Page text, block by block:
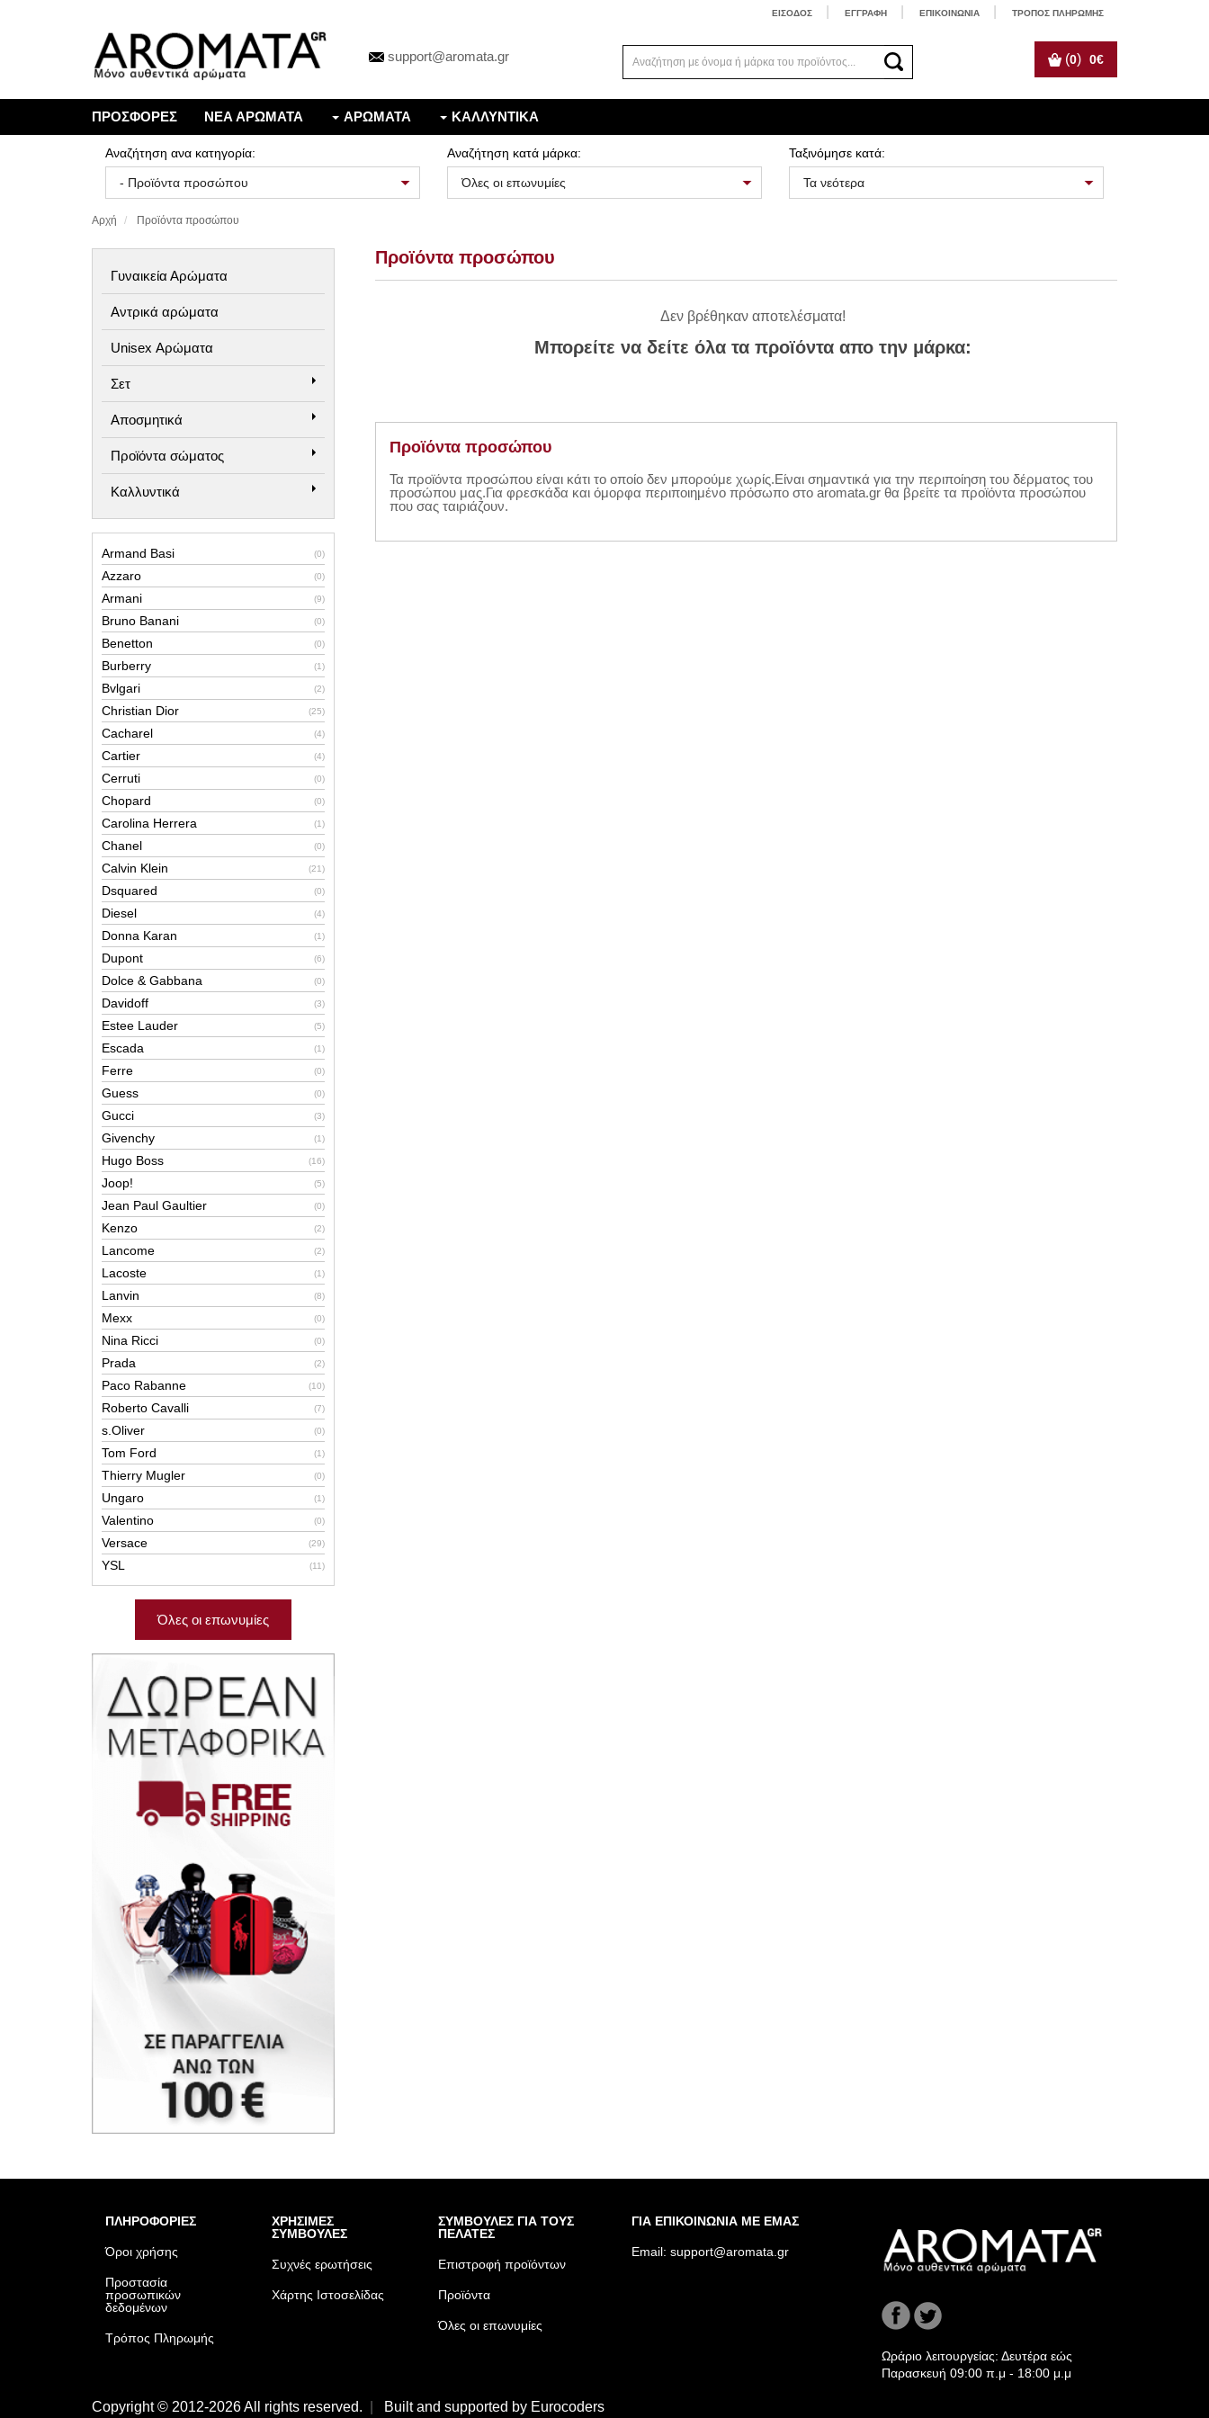
ΕΙΣΟΔΟΣ ΕΓΓΡΑΦΗ ΕΠΙΚΟΙΝΩΝΙΑ ΤΡΟΠΟΣ ΠΛΗΡΩΜΗΣ
support@aromata.gr (0) 0€
ΠΡΟΣΦΟΡΕΣ ΝΕΑ ΑΡΩΜΑΤΑ ΑΡΩΜΑΤΑ ΚΑΛΛΥΝΤΙΚΑ
Αναζήτηση ανα κατηγορία: Αναζήτηση κατά μάρκα: Ταξινόμησε κατά:
Αρχή Προϊόντα προσώπου
Γυναικεία Αρώματα
Αντρικά αρώματα
Unisex Αρώματα
Σετ
Αποσμητικά
Προϊόντα σώματος
Καλλυντικά
Armand Basi (0)
Azzaro (0)
Armani (9)
Bruno Banani (0)
Benetton (0)
Burberry (1)
Bvlgari (2)
Christian Dior (25)
Cacharel (4)
Cartier (4)
Cerruti (0)
Chopard (0)
Carolina Herrera (1)
Chanel (0)
Calvin Klein (21)
Dsquared (0)
Diesel (4)
Donna Karan (1)
Dupont (6)
Dolce & Gabbana (0)
Davidoff (3)
Estee Lauder (5)
Escada (1)
Ferre (0)
Guess (0)
Gucci (3)
Givenchy (1)
Hugo Boss (16)
Joop! (5)
Jean Paul Gaultier (0)
Kenzo (2)
Lancome (2)
Lacoste (1)
Lanvin (8)
Mexx (0)
Nina Ricci (0)
Prada (2)
Paco Rabanne (10)
Roberto Cavalli (7)
s.Oliver (0)
Tom Ford (1)
Thierry Mugler (0)
Ungaro (1)
Valentino (0)
Versace (29)
YSL (11)
Όλες οι επωνυμίες
Προϊόντα προσώπου
Δεν βρέθηκαν αποτελέσματα!
Μπορείτε να δείτε όλα τα προϊόντα απο την μάρκα:
Προϊόντα προσώπου
Τα προϊόντα προσώπου είναι κάτι το οποίο δεν μπορούμε χωρίς.Είναι σημαντικά για την περιποίηση του δέρματος του
προσώπου μας.Για φρεσκάδα και όμορφα περιποιημένο πρόσωπο στο aromata.gr θα βρείτε τα προϊόντα προσώπου
που σας ταιριάζουν.
ΠΛΗΡΟΦΟΡΙΕΣ
Όροι χρήσης
Προστασία
προσωπικών
δεδομένων
Τρόπος Πληρωμής
ΧΡΗΣΙΜΕΣ
ΣΥΜΒΟΥΛΕΣ
Συχνές ερωτήσεις
Χάρτης Ιστοσελίδας
ΣΥΜΒΟΥΛΕΣ ΓΙΑ ΤΟΥΣ
ΠΕΛΑΤΕΣ
Επιστροφή προϊόντων
Προϊόντα
Όλες οι επωνυμίες
ΓΙΑ ΕΠΙΚΟΙΝΩΝΙΑ ΜΕ ΕΜΑΣ
Email: support@aromata.gr
Ωράριο λειτουργείας: Δευτέρα εώς
Παρασκευή 09:00 π.μ - 18:00 μ.μ
Copyright © 2012-2026 All rights reserved. Built and supported by Eurocoders